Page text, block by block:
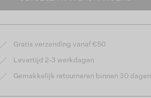
Gratis verzending vanaf €50
Levertijd 2-3 werkdagen
Gemakkelijk retourneren binnen 30 dagen